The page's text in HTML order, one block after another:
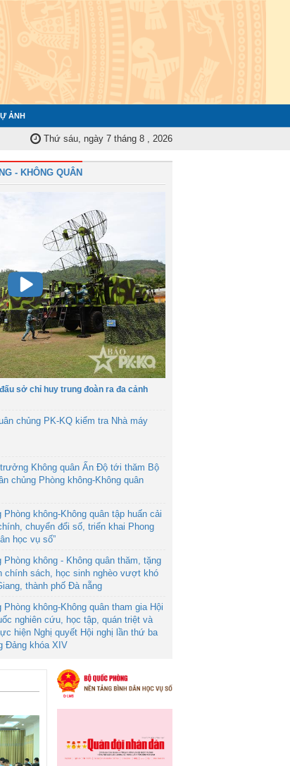
ẢNH
ương tập huấn nghiệp vụ công tác kiểm tra, giám sát năm 2025
Thứ sáu, ngày 7 tháng 8 , 2026
- KHÔNG QUÂN
sở chỉ huy trung đoàn ra đa cảnh
chủng PK-KQ kiểm tra Nhà máy
Không quân Ấn Độ tới thăm Bộ
chủng Phòng không-Không quân
Phòng không-Không quân tập huấn cải
chuyển đổi số, triển khai Phong
học vụ số”
Phòng không - Không quân thăm, tặng
chính sách, học sinh nghèo vượt khó
thành phố Đà nẵng
Phòng không-Không quân tham gia Hội
nghiên cứu, học tập, quán triệt và
hiện Nghị quyết Hội nghị lần thứ ba
Đảng khóa XIV